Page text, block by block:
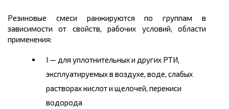
Резиновые смеси ранжируются по группам в
зависимости от свойств, рабочих условий, области
применения:
I — для уплотнительных и других РТИ,
эксплуатируемых в воздухе, воде, слабых
растворах кислот и щелочей, перекиси
водорода